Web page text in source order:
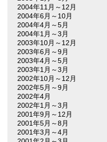
2004年11月～12月
2004年6月～10月
2004年4月～5月
2004年1月～3月
2003年10月～12月
2003年6月～9月
2003年4月～5月
2003年1月～3月
2002年10月～12月
2002年5月～9月
2002年4月
2002年1月～3月
2001年9月～12月
2001年5月～8月
2001年3月～4月